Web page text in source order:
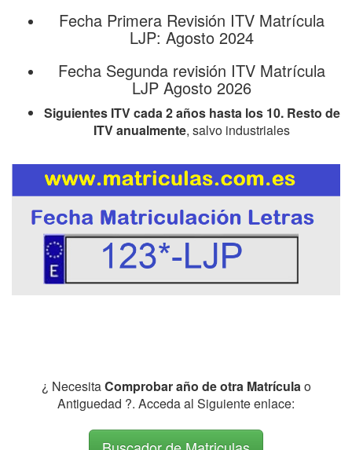
Fecha Primera Revisión ITV Matrícula
LJP: Agosto 2024
Fecha Segunda revisión ITV Matrícula
LJP Agosto 2026
Siguientes ITV cada 2 años hasta los 10. Resto de
ITV anualmente, salvo industriales
¿ NecesitaComprobar año de otra Matrículao
Antiguedad ?. Acceda al Siguiente enlace: